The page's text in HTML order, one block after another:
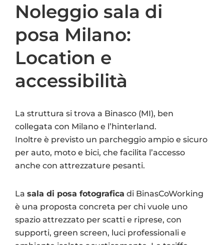
Noleggio sala di
posa Milano:
Location e
accessibilità
La struttura si trova a Binasco (MI), ben
collegata con Milano e l’hinterland.
Inoltre è previsto un parcheggio ampio e sicuro
per auto, moto e bici, che facilita l’accesso
anche con attrezzature pesanti.
La sala di posa fotografica di BinasCoWorking
è una proposta concreta per chi vuole uno
spazio attrezzato per scatti e riprese, con
supporti, green screen, luci professionali e